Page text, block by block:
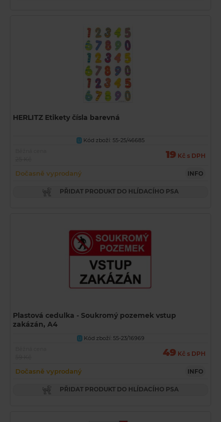
HERLITZ Etikety čísla barevná
U
Kód zboží: 55-25/46685
19 Kč s DPH
Dočasně vyprodaný INFO
PŘIDAT PRODUKT DO HLÍDACÍHO PSA
Plastová cedulka - Soukromý pozemek vstup
zakázán, A4
U Kód zboží: 55-23/16969
49 Kč s DPH
Dočasně vyprodaný INFO
PŘIDAT PRODUKT DO HLÍDACÍHO PSA